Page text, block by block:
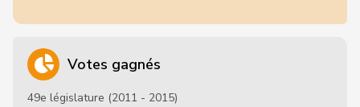
Votes gagnés
49e législature (2011 - 2015)